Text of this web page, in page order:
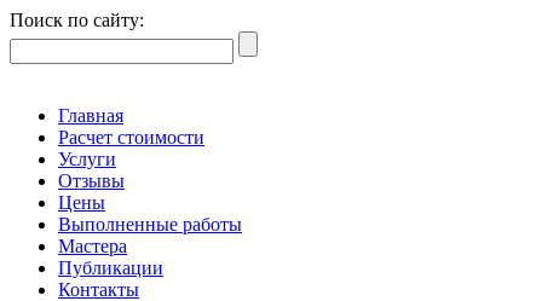
Поиск по сайту:
Главная
Расчет стоимости
Услуги
Отзывы
Цены
Выполненные работы
Мастера
Публикации
Контакты